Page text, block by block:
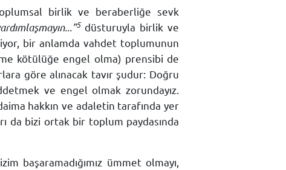
birlik ve beraberliğe sevk
5 düsturuyla birlik ve
bir anlamda vahdet toplumunun
kötülüğe engel olma) prensibi de
göre alınacak tavır şudur: Doğru
ve engel olmak zorundayız.
hakkın ve adaletin tarafında yer
da bizi ortak bir toplum paydasında
başaramadığımız ümmet olmayı,